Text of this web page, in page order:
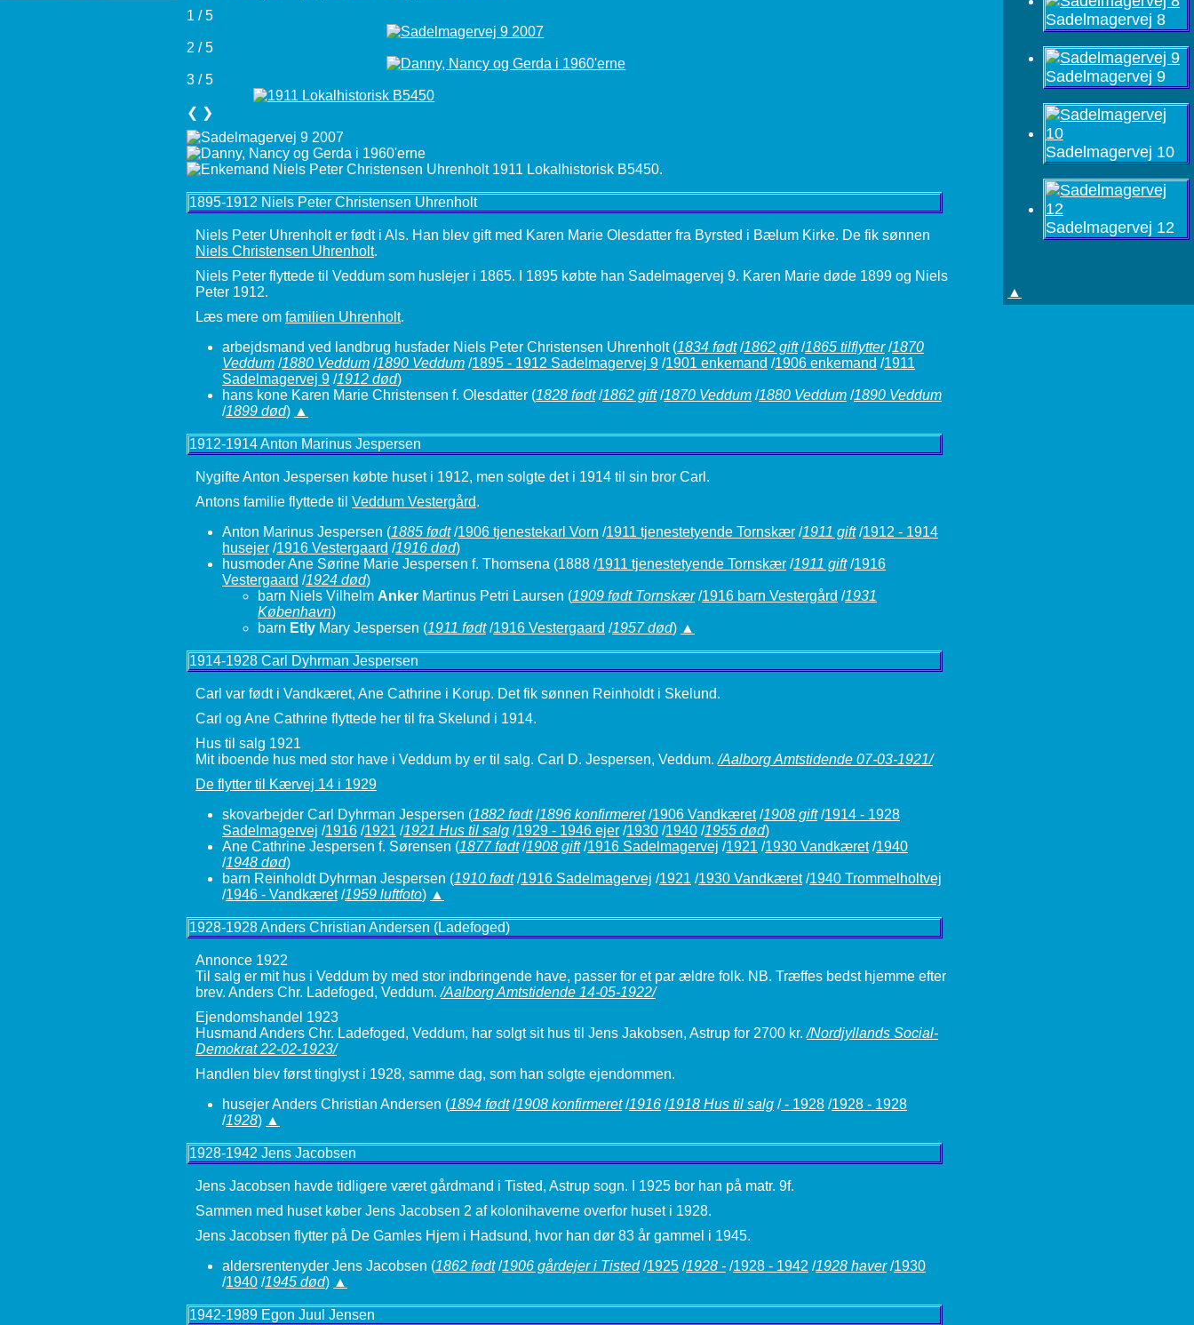
1 / 5
2 / 5
3 / 5
❮ ❯
1895-1912 Niels Peter Christensen Uhrenholt
Niels Peter Uhrenholt er født i Als. Han blev gift med Karen Marie Olesdatter fra Byrsted i Bælum Kirke. De fik sønnen
Niels Christensen Uhrenholt.
Niels Peter flyttede til Veddum som huslejer i 1865. I 1895 købte han Sadelmagervej 9. Karen Marie døde 1899 og Niels
Peter 1912.
Læs mere om familien Uhrenholt.
arbejdsmand ved landbrug husfader Niels Peter Christensen Uhrenholt(1834 født/1862 gift/1865 tilflytter/1870
Veddum /1880 Veddum /1890 Veddum /1895 - 1912 Sadelmagervej 9 /1901 enkemand /1906 enkemand /1911
Sadelmagervej 9 /1912 død)
hans kone Karen Marie Christensen f. Olesdatter (1828 født/1862 gift/1870 Veddum /1880 Veddum /1890 Veddum
/1899 død) ▲
1912-1914 Anton Marinus Jespersen
Nygifte Anton Jespersen købte huset i 1912, men solgte det i 1914 til sin bror Carl.
Antons familie flyttede til Veddum Vestergård.
Anton Marinus Jespersen (1885 født/1906 tjenestekarl Vorn /1911 tjenestetyende Tornskær /1911 gift/1912 - 1914
husejer /1916 Vestergaard /1916 død)
husmoder Ane Sørine Marie Jespersen f. Thomsena (1888 /1911 tjenestetyende Tornskær /1911 gift/1916
Vestergaard /1924 død)
barn Niels Vilhelm Anker Martinus Petri Laursen (1909 født Tornskær/1916 barn Vestergård /1931
København)
barn Etly Mary Jespersen (1911 født/1916 Vestergaard /1957 død) ▲
1914-1928 Carl Dyhrman Jespersen
Carl var født i Vandkæret, Ane Cathrine i Korup. Det fik sønnen Reinholdt i Skelund.
Carl og Ane Cathrine flyttede her til fra Skelund i 1914.
Hus til salg 1921
Mit iboende hus med stor have i Veddum by er til salg. Carl D. Jespersen, Veddum./Aalborg Amtstidende 07-03-1921/
De flytter til Kærvej 14 i 1929
skovarbejder Carl Dyhrman Jespersen (1882 født/1896 konfirmeret/1906 Vandkæret/1908 gift/1914 - 1928
Sadelmagervej /1916 /1921 /1921 Hus til salg /1929 - 1946 ejer /1930 /1940 /1955 død)
Ane Cathrine Jespersen f. Sørensen (1877 født/1908 gift/1916 Sadelmagervej /1921 /1930 Vandkæret/1940
/1948 død)
barn Reinholdt Dyhrman Jespersen (1910 født/1916 Sadelmagervej /1921 /1930 Vandkæret/1940 Trommelholtvej
/1946 - Vandkæret/1959 luftfoto) ▲
1928-1928 Anders Christian Andersen (Ladefoged)
Annonce 1922
Til salg er mit hus i Veddum by med stor indbringende have, passer for et par ældre folk. NB. Træffes bedst hjemme efter
brev. Anders Chr. Ladefoged, Veddum./Aalborg Amtstidende 14-05-1922/
Ejendomshandel 1923
Husmand Anders Chr. Ladefoged, Veddum, har solgt sit hus til Jens Jakobsen, Astrup for 2700 kr./Nordjyllands Social-
Demokrat 22-02-1923/
Handlen blev først tinglyst i 1928, samme dag, som han solgte ejendommen.
husejer Anders Christian Andersen (1894 født/1908 konfirmeret/1916 /1918 Hus til salg /- 1928 /1928 - 1928
/1928) ▲
1928-1942 Jens Jacobsen
Jens Jacobsen havde tidligere været gårdmand i Tisted, Astrup sogn. I 1925 bor han på matr. 9f.
Sammen med huset køber Jens Jacobsen 2 af kolonihaverne overfor huset i 1928.
Jens Jacobsen flytter på De Gamles Hjem i Hadsund, hvor han dør 83 år gammel i 1945.
aldersrentenyder Jens Jacobsen (1862 født/1906 gårdejer i Tisted/1925 /1928 - /1928 - 1942 /1928 haver/1930
/1940 /1945 død) ▲
1942-1989 Egon Juul Jensen
Sadelmagervej 8
Sadelmagervej 9
Sadelmagervej 10
Sadelmagervej 12
▲